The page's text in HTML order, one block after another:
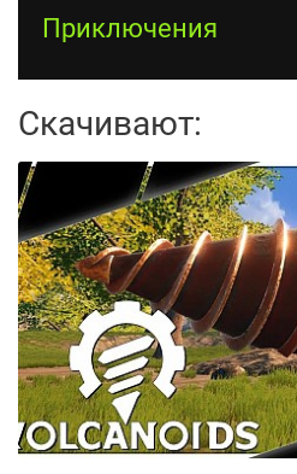
Приключения
Скачивают: